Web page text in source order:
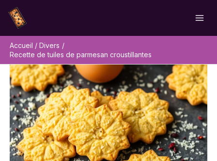
contenu
Accueil
Divers
Recette de tuiles de parmesan croustillantes
Rechercher